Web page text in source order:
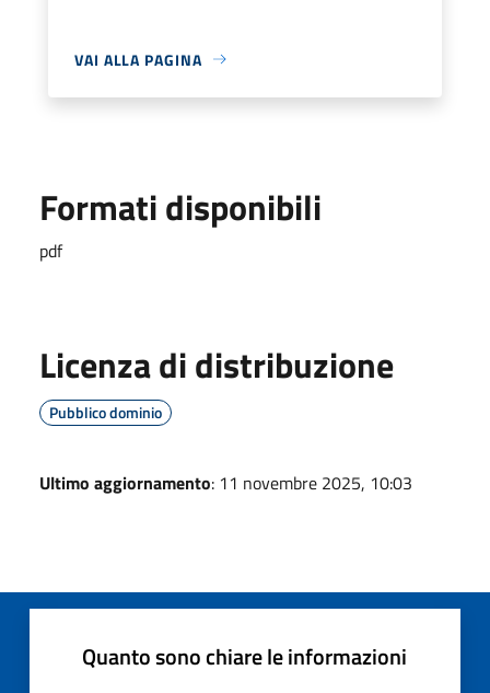
VAI ALLA PAGINA
Formati disponibili
pdf
Licenza di distribuzione
Pubblico dominio
Ultimo aggiornamento: 11 novembre 2025, 10:03
Quanto sono chiare le informazioni